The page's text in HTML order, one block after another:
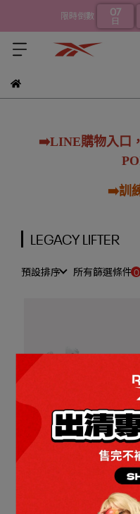
限時倒數 07
日
➡️LINE購物入口
➡️訓
LEGACY LIFTER
預設排序 所有篩選條件
全館滿2000折$200 / 全
滿4000折$350
LEGACY LIFTER III訓練鞋_
NT$6,980
加入購物車